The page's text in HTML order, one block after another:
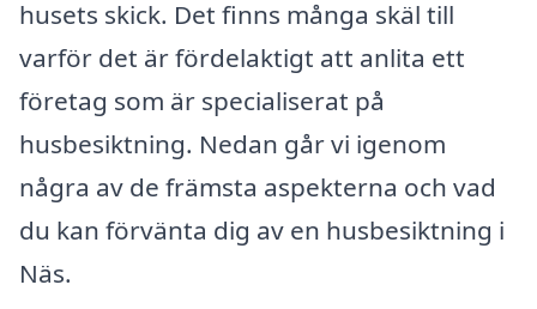
husets skick. Det finns många skäl till
varför det är fördelaktigt att anlita ett
företag som är specialiserat på
husbesiktning. Nedan går vi igenom
några av de främsta aspekterna och vad
du kan förvänta dig av en husbesiktning i
Näs.